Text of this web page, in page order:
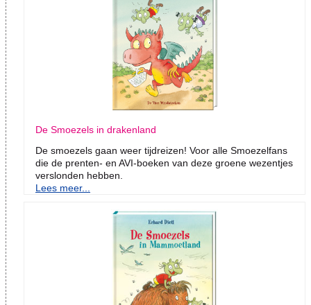
De Smoezels in drakenland
De smoezels gaan weer tijdreizen! Voor alle Smoezelfans
die de prenten- en AVI-boeken van deze groene wezentjes
verslonden hebben.
Lees meer...